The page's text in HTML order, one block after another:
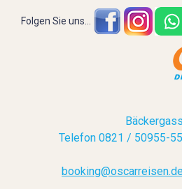
Folgen Sie uns...
Telefon 0821 / 50955-